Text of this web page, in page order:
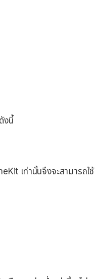
งนี้
เท่านั้นจึงจะสามารถใช้